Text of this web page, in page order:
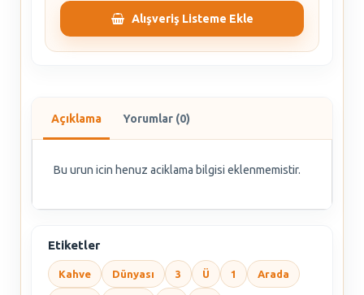
Alışveriş Listeme Ekle
Açıklama Yorumlar (0)
Bu urun icin henuz aciklama bilgisi eklenmemistir.
Etiketler
Kahve Dünyası 3 Ü 1 Arada